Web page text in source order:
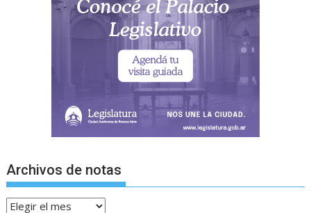
Archivos de notas
Archivos